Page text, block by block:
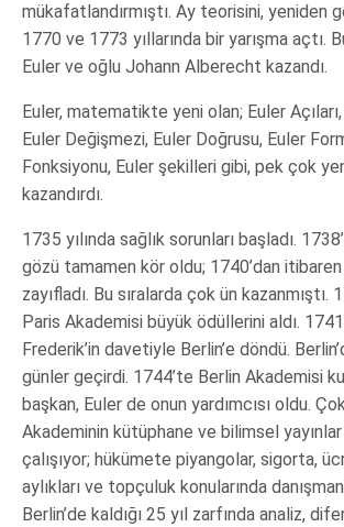
mükafatlandırmıştı. Ay teorisini, yeniden
1770 ve 1773 yıllarında bir yarışma açtı.
Euler ve oğlu Johann Alberecht kazandı.
Euler, matematikte yeni olan; Euler
Euler Değişmezi, Euler Doğrusu, Euler
Fonksiyonu, Euler şekilleri gibi, pek çok
kazandırdı.
1735 yılında sağlık sorunları başladı.
gözü tamamen kör oldu; 1740’dan
zayıfladı. Bu sıralarda çok ün kazanmıştı.
Paris Akademisi büyük ödüllerini aldı.
Frederik’in davetiyle Berlin’e döndü.
günler geçirdi. 1744’te Berlin Akademisi
başkan, Euler de onun yardımcısı oldu.
Akademinin kütüphane ve bilimsel
çalışıyor; hükümete piyangolar, sigorta,
aylıkları ve topçuluk konularında
Berlin’de kaldığı 25 yıl zarfında analiz,